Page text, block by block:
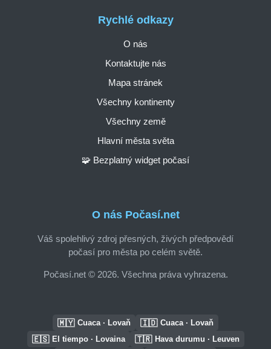
O nás Počasí.net
Váš spolehlivý zdroj přesných, živých předpovědí
počasí pro města po celém světě.
Počasí.net © 2026. Všechna práva vyhrazena.
Rychlé odkazy
O nás
Kontaktujte nás
Mapa stránek
Všechny kontinenty
Všechny země
Hlavní města světa
🧩 Bezplatný widget počasí
🇲🇾 Cuaca · Lovaň 🇮🇩 Cuaca · Lovaň
🇪🇸 El tiempo · Lovaina 🇹🇷 Hava durumu · Leuven